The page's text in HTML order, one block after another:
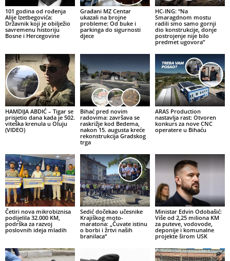
101 godina od rođenja
Alije Izetbegovića:
Državnik koji je obilježio
savremenu historiju
Bosne i Hercegovine
Građani MZ Centar
ukazali na brojne
probleme: Od buke i
parkinga do sigurnosti
djece
HC-ING: “Na
Smaragdnom mostu
radili smo samo gornji
dio konstrukcije, donje
postrojenje nije bilo
predmet ugovora”
HAMDIJA ABDIĆ – Tigar se
prisjetio dana kada je 502.
viteška krenula u Oluju
(VIDEO)
Bihać pred novim
radovima: završava se
raskrižje kod Bedema,
nakon 15. augusta kreće
rekonstrukcija Gradskog
trga
ARAS Production
nastavlja rast: Otvoren
konkurs za nove CNC
operatere u Bihaću
Četiri nova mikrobiznisa
podijelila 32.000 KM,
podrška za razvoj
poslovnih ideja mladih
Sedić dočekao učesnike
Krajiškog moto-
maratona: „Čuvate istinu
o borbi i žrtvi naših
branilaca“
Ministar Edvin Odobašić:
Više od 2,25 miliona KM
za puteve, vodovode,
deponije i komunalne
projekte širom USK